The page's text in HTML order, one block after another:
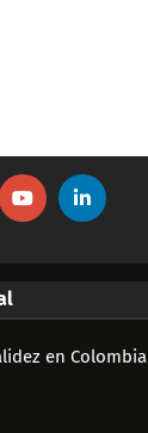
en Colombia